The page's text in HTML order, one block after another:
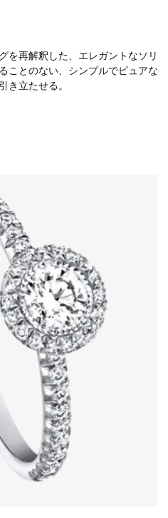
を再解釈した、エレガントなソリ
ことのない、シンプルでピュアな
き立たせる。